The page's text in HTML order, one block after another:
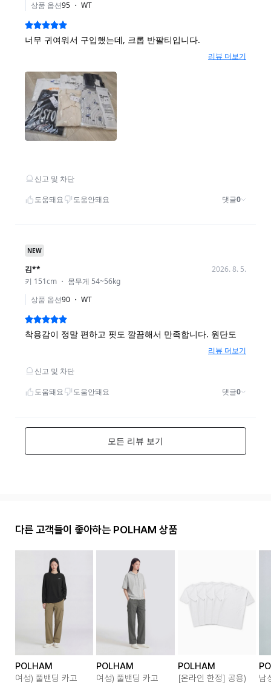
다른 고객들이 좋아하는 POLHAM 상품
POLHAM
여성) 풀밴딩 카고
POLHAM
여성) 풀밴딩 카고
POLHAM
[온라인 한정] 공용)
남